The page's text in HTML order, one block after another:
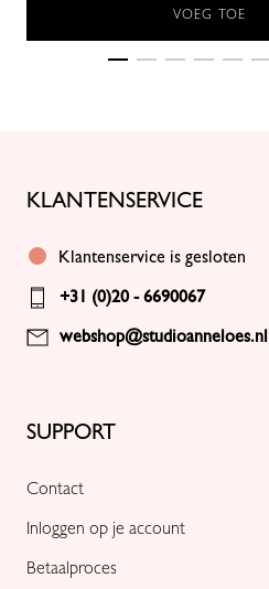
VOEG TOE
SUPPORT
Contact
Inloggen op je account
Betaalproces
KLANTENSERVICE
Klantenservice is gesloten
+31 (0)20 - 6690067
webshop@studioanneloes.nl